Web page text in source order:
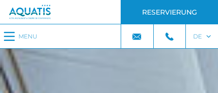
MENU
RESERVIERUNG
DE